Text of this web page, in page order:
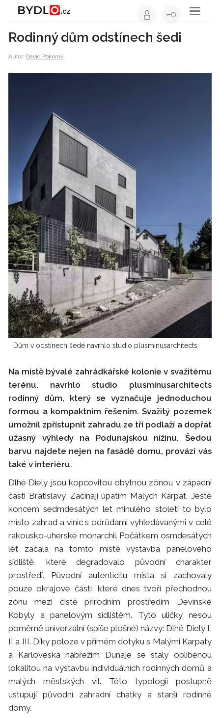
Toggle
Rodinný dům odstínech šedi
Autor: David Pokorný
Dům v odstínech šedé navrhlo studio plusminusarchitects
Na místě bývalé zahrádkářské kolonie v svažitému
terénu, navrhlo studio plusminusarchitects
rodinný dům, který se vyznačuje jednoduchou
formou a kompaktním řešením. Svažitý pozemek
umožnil zpřístupnit zahradu ze tří podlaží a dopřát
úžasný výhledy na Podunajskou nížinu. Šedou
barvu najdete nejen na fasádě domu, provází vás
také v interiéru.
Dlhé Diely jsou kopcovitou obytnou zónou v západní
části Bratislavy. Začínají úpatím Malých Karpat. Ještě
koncem sedmdesátých let minulého století to bylo
místo zahrad a vinic s odrůdami vyhledávanými v celé
rakousko-uherské monarchii. Počátkem osmdesátých
let začala na tomto místě výstavba panelového
sídliště, které degradovalo původní charakter
prostředí. Původní autenticitu místa si zachovaly
pouze okrajové části, které dnes tvoří přechodnou
zónu mezi čistě přírodním prostředím Devínské
Kobyly a panelovým sídlištěm. Tyto uličky nesou
poměrně univerzální (spíše plošné) názvy: Dlhé Diely I,
II a III. Díky poloze v přímém dotyku s Malými Karpaty
a Karloveská nábřežím Dunaje se staly oblíbenou
lokalitou na výstavbu individuálních rodinných domů a
malých městských vil. Této typologii postupně
ustupují původní zahradní chatky a starší rodinné
domy.